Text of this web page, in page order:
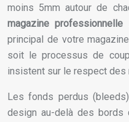
moins 5mm autour de
magazine professionnelle
principal de votre
soit le processus de
insistent sur le respect des
Les fonds perdus
design au-delà des